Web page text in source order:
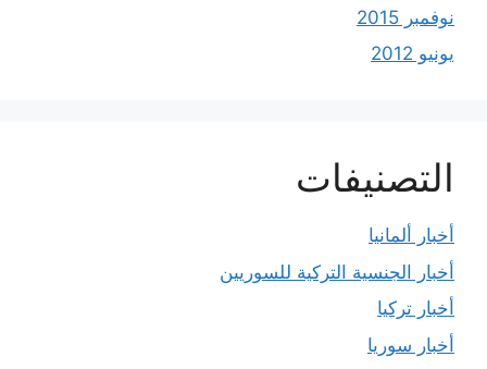
نوفمبر 2015
يونيو 2012
التصنيفات
أخبار ألمانيا
أخبار الجنسية التركية للسوريين
أخبار تركيا
أخبار سوريا